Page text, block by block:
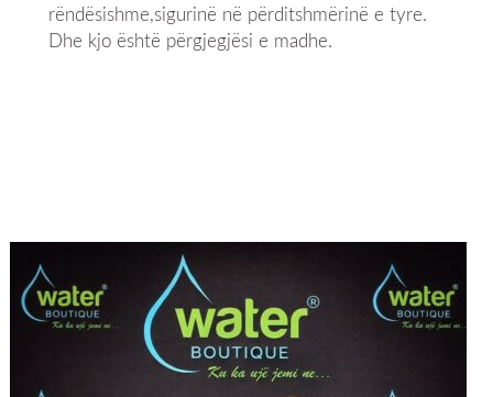
rëndësishme,sigurinë në përditshmërinë e tyre.
Dhe kjo është përgjegjësi e madhe.